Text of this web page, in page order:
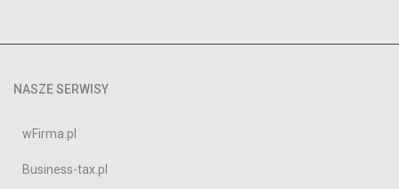
NASZE SERWISY
wFirma.pl
Business-tax.pl